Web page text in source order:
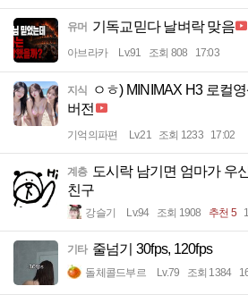
유머 기독교믿다 날벼락 맞음
아브라카 Lv.91 조회 808 17:03
지식
ㅇㅎ) MINIMAX H3 로컬
버전
기억의파편 Lv.21 조회 1233 17:02
계층 도시락 남기면 엄마가 우
친구
강슬기 Lv.94 조회 1908 추천 5
기타 줄넘기 30fps, 120fps
돌체콜드부르 Lv.79 조회 1384